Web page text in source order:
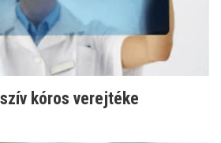
kóros verejtéke